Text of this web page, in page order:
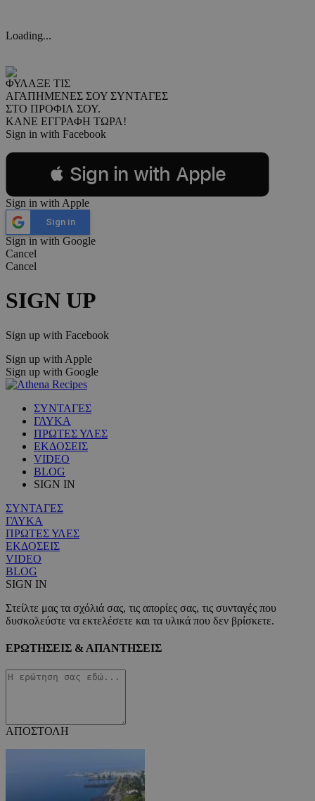
Loading...
ΦΥΛΑΞΕ ΤΙΣ
ΑΓΑΠΗΜΕΝΕΣ ΣΟΥ ΣΥΝΤΑΓΕΣ
ΣΤΟ ΠΡΟΦΙΛ ΣΟΥ.
ΚΑΝΕ ΕΓΓΡΑΦΗ ΤΩΡΑ!
Sign in with Facebook
 Sign in with Apple
Sign in with Apple
Sign in
Sign in with Google
Cancel
Cancel
SIGN UP
Sign up with Facebook
Sign up with Apple
Sign up with Google
ΣΥΝΤΑΓΕΣ
ΓΛΥΚΑ
ΠΡΩΤΕΣ ΥΛΕΣ
ΕΚΔΟΣΕΙΣ
VIDEO
BLOG
SIGN IN
ΣΥΝΤΑΓΕΣ
ΓΛΥΚΑ
ΠΡΩΤΕΣ ΥΛΕΣ
ΕΚΔΟΣΕΙΣ
VIDEO
BLOG
SIGN IN
Στείλτε μας τα σχόλιά σας, τις απορίες σας, τις συνταγές που
δυσκολεύστε να εκτελέσετε και τα υλικά που δεν βρίσκετε.
ΕΡΩΤΗΣΕΙΣ & ΑΠΑΝΤΗΣΕΙΣ
ΑΠΟΣΤΟΛΗ